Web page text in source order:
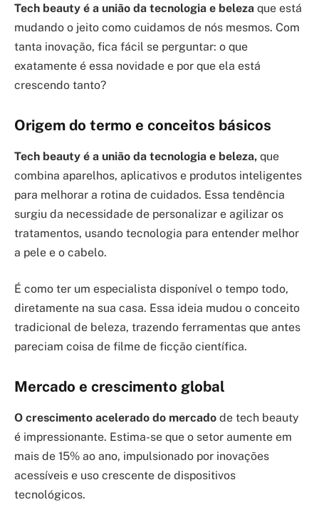
Tech beauty é a união da tecnologia e beleza que está
mudando o jeito como cuidamos de nós mesmos. Com
tanta inovação, fica fácil se perguntar: o que
exatamente é essa novidade e por que ela está
crescendo tanto?
Origem do termo e conceitos básicos
Tech beauty é a união da tecnologia e beleza, que
combina aparelhos, aplicativos e produtos inteligentes
para melhorar a rotina de cuidados. Essa tendência
surgiu da necessidade de personalizar e agilizar os
tratamentos, usando tecnologia para entender melhor
a pele e o cabelo.
É como ter um especialista disponível o tempo todo,
diretamente na sua casa. Essa ideia mudou o conceito
tradicional de beleza, trazendo ferramentas que antes
pareciam coisa de filme de ficção científica.
Mercado e crescimento global
O crescimento acelerado do mercado de tech beauty
é impressionante. Estima-se que o setor aumente em
mais de 15% ao ano, impulsionado por inovações
acessíveis e uso crescente de dispositivos
tecnológicos.